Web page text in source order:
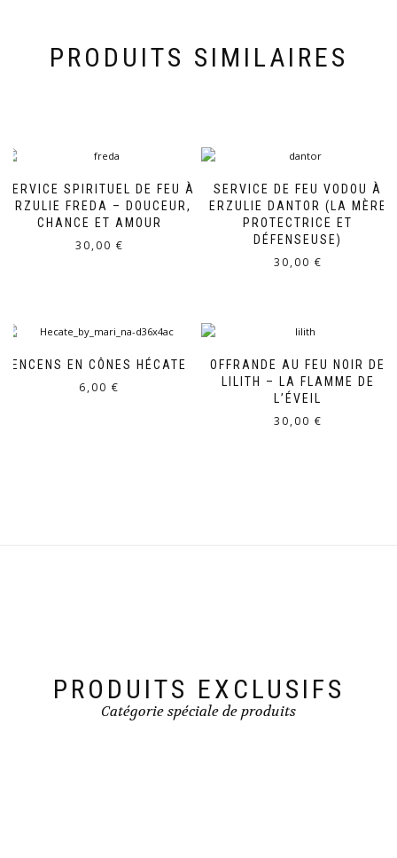
PRODUITS SIMILAIRES
SERVICE SPIRITUEL DE FEU À
ERZULIE FREDA – DOUCEUR,
CHANCE ET AMOUR
30,00 €
SERVICE DE FEU VODOU À
ERZULIE DANTOR (LA MÈRE
PROTECTRICE ET
DÉFENSEUSE)
30,00 €
ENCENS EN CÔNES HÉCATE
6,00 €
OFFRANDE AU FEU NOIR DE
LILITH – LA FLAMME DE
L’ÉVEIL
30,00 €
PRODUITS EXCLUSIFS
Catégorie spéciale de produits